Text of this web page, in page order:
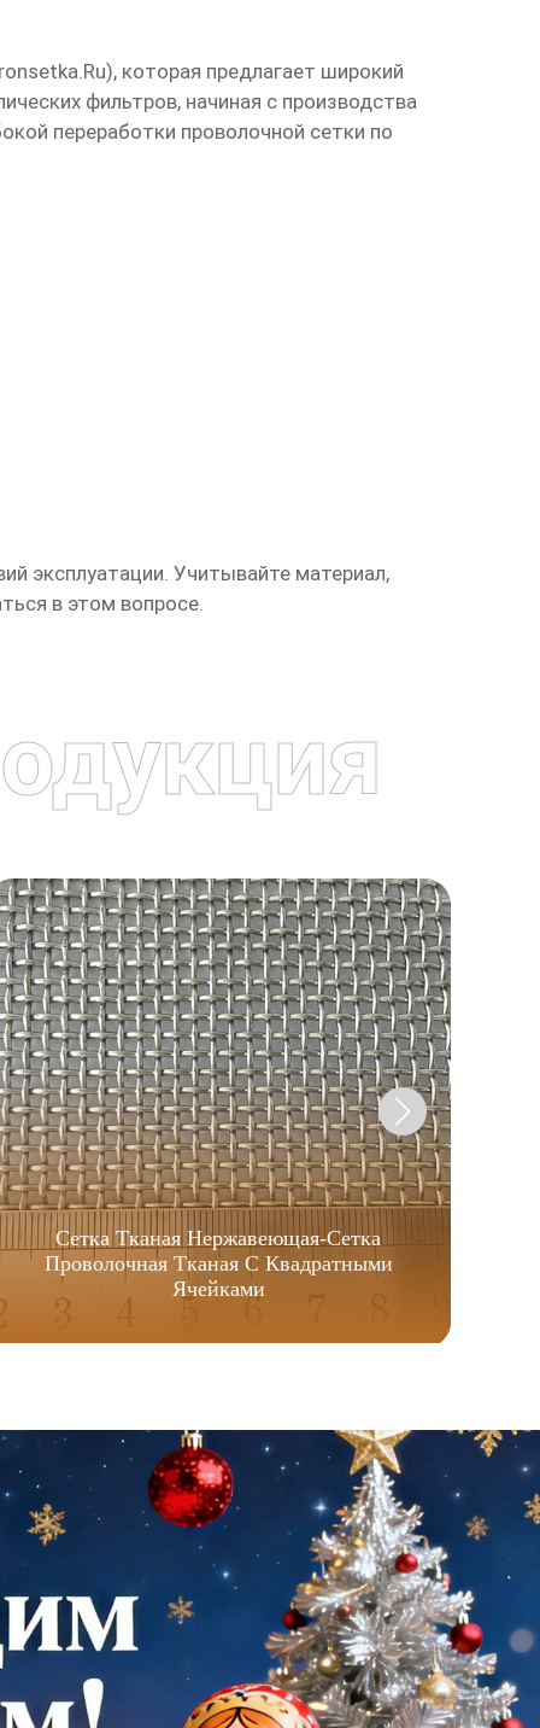
), которая предлагает широкий
фильтров, начиная с производства
переработки проволочной сетки по
эксплуатации. Учитывайте материал,
в этом вопросе.
Сетка Тканая Нержавеющая-Сетка
Проволочная Тканая С Квадратными
Ячейками